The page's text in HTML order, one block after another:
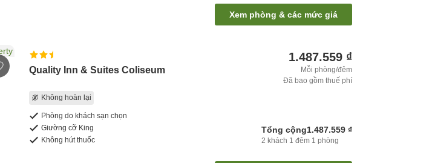
Xem phòng & các mức giá
Quality Inn & Suites Coliseum
Không hoàn lại
Phòng do khách sạn chọn
Giường cỡ King
Không hút thuốc
1.487.559 ₫
Mỗi phòng/đêm
Đã bao gồm thuế phí
Tổng cộng1.487.559 ₫
2 khách 1 đêm 1 phòng